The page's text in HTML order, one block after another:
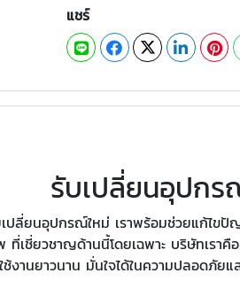
แชร์
รับเปลี่ยนอุปก
ปลี่ยนอุปกรณ์ใหม่ เราพร้อมช่วยแก้ไข
เชี่ยวชาญด้านนี้โดยเฉพาะ บริษัทเรา
งานยาวนาน มั่นใจได้ในความปลอดภัยแ